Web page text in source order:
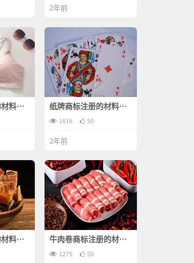
2年前
料有 纸牌商标注册的材料有
哪些？
1616 50
2年前
料是 牛肉卷商标注册的材料
是什么？
1275 50